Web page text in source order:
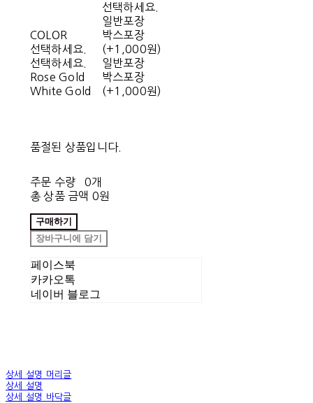
COLOR
선택하세요.
선택하세요.
Rose Gold
White Gold
선택하세요.
일반포장
박스포장
(+1,000원)
일반포장
박스포장
(+1,000원)
품절된 상품입니다.
주문 수량
0개
총 상품 금액 0원
구매하기
장바구니에 담기
페이스북
카카오톡
네이버 블로그
상세 설명 머리글
상세 설명
상세 설명 바닥글